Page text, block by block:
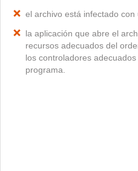
el archivo está infectado con
la aplicación que abre el
recursos adecuados del
los controladores
programa.